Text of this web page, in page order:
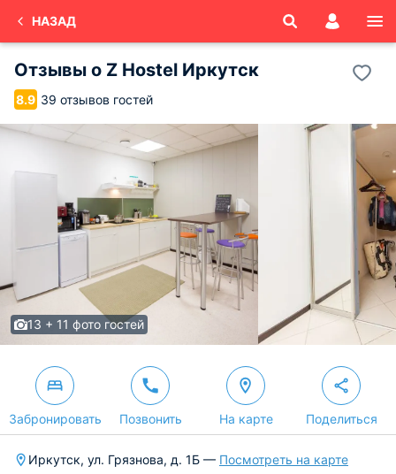
НАЗАД
Отзывы о Z Hostel Иркутск
8.9 39 отзывов гостей
13 + 11 фото гостей
Забронировать Позвонить На карте Поделиться
Иркутск, ул. Грязнова, д. 1Б — Посмотреть на карте